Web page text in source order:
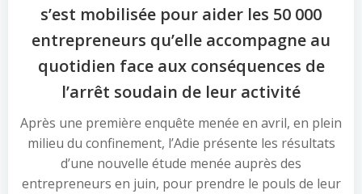
s’est mobilisée pour aider les 50 000
entrepreneurs qu’elle accompagne au
quotidien face aux conséquences de
l’arrêt soudain de leur activité
Après une première enquête menée en avril, en plein
milieu du confinement, l’Adie présente les résultats
d’une nouvelle étude menée auprès des
entrepreneurs en juin, pour prendre le pouls de leur